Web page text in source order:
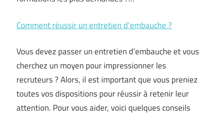
Comment réussir un entretien d’embauche ?
Vous devez passer un entretien d’embauche et vous
cherchez un moyen pour impressionner les
recruteurs ? Alors, il est important que vous preniez
toutes vos dispositions pour réussir à retenir leur
attention. Pour vous aider, voici quelques conseils